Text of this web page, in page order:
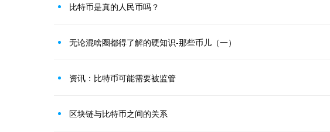
比特币是真的人民币吗？
无论混啥圈都得了解的硬知识-那些币儿（一）
资讯：比特币可能需要被监管
区块链与比特币之间的关系